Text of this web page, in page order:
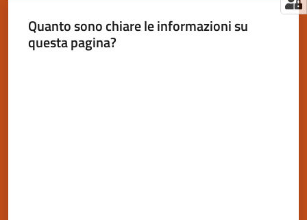
Quanto sono chiare le informazioni su
questa pagina?